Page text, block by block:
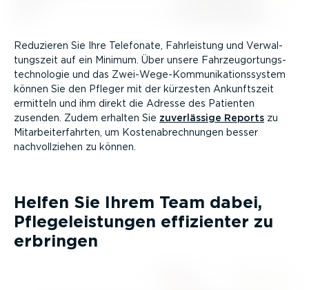
Reduzieren Sie Ihre Telefonate, Fahrleistung und Verwal­
tungszeit auf ein Minimum. Über unsere Fahrzeu­g­or­tungs­
tech­no­logie und das Zwei-­We­ge-­Kom­mu­ni­ka­ti­ons­system
können Sie den Pfleger mit der kürzesten Ankunftszeit
ermitteln und ihm direkt die Adresse des Patienten
zusenden. Zudem erhalten Sie zuver­lässige Reports zu
Mitar­bei­ter­fahrten, um Kosten­ab­rech­nungen besser
nachvoll­ziehen zu können.
Helfen Sie Ihrem Team dabei,
Pflege­leistungen effizienter zu
erbringen